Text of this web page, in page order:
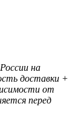
на
доставки +
от
перед